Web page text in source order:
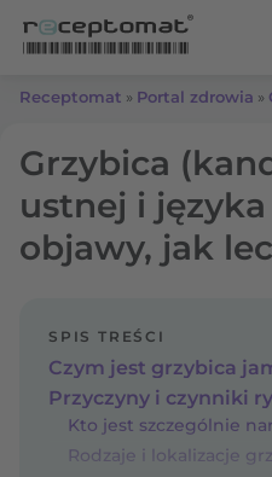
Receptomat » Portal zdrowia »
Grzybica
ustnej i
objawy, jak
SPIS TREŚCI
Czym jest grzybica
Rodzaje i lokalizacje